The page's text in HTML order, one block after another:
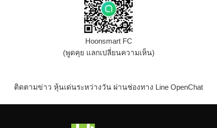
Hoonsmart FC
(พูดคุย แลกเปลี่ยนความเห็น)
ติดตามข่าว หุ้นเด่นระหว่างวัน ผ่านช่องทาง Line OpenChat